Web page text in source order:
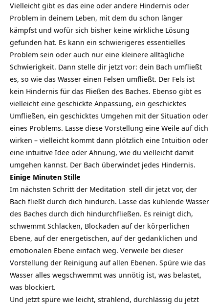
Vielleicht gibt es das eine oder andere Hindernis oder
Problem in deinem Leben, mit dem du schon länger
kämpfst und wofür sich bisher keine wirkliche Lösung
gefunden hat. Es kann ein schwierigeres essentielles
Problem sein oder auch nur eine kleinere alltägliche
Schwierigkeit. Dann stelle dir jetzt vor: dein Bach umfließt
es, so wie das Wasser einen Felsen umfließt. Der Fels ist
kein Hindernis für das Fließen des Baches. Ebenso gibt es
vielleicht eine geschickte Anpassung, ein geschicktes
Umfließen, ein geschicktes Umgehen mit der Situation oder
eines Problems. Lasse diese Vorstellung eine Weile auf dich
wirken – vielleicht kommt dann plötzlich eine Intuition oder
eine intuitive Idee oder Ahnung, wie du vielleicht damit
umgehen kannst. Der Bach überwindet jedes Hindernis.
Einige Minuten Stille
Im nächsten Schritt der Meditation stell dir jetzt vor, der
Bach fließt durch dich hindurch. Lasse das kühlende Wasser
des Baches durch dich hindurchfließen. Es reinigt dich,
schwemmt Schlacken, Blockaden auf der körperlichen
Ebene, auf der energetischen, auf der gedanklichen und
emotionalen Ebene einfach weg. Verweile bei dieser
Vorstellung der Reinigung auf allen Ebenen. Spüre wie das
Wasser alles wegschwemmt was unnötig ist, was belastet,
was blockiert.
Und jetzt spüre wie leicht, strahlend, durchlässig du jetzt